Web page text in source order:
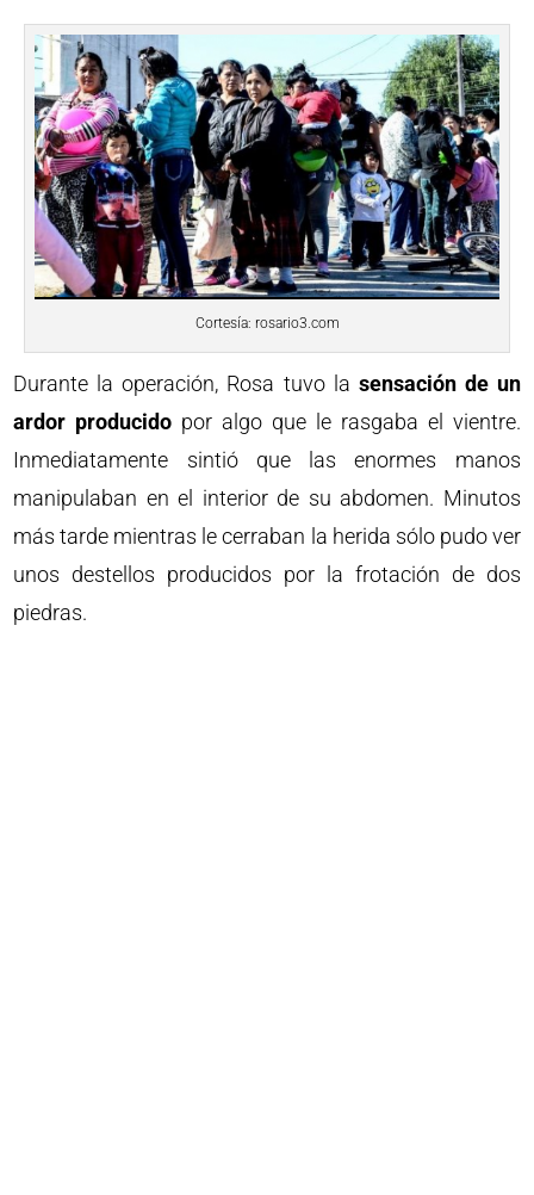
Cortesía: rosario3.com
Durante la operación, Rosa tuvo la sensación de un
ardor producido por algo que le rasgaba el vientre.
Inmediatamente sintió que las enormes manos
manipulaban en el interior de su abdomen. Minutos
más tarde mientras le cerraban la herida sólo pudo ver
unos destellos producidos por la frotación de dos
piedras.